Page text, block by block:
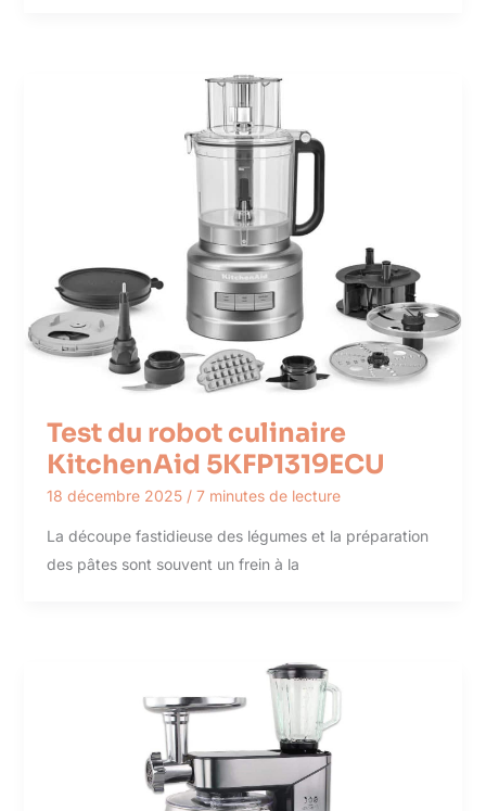
Test du robot culinaire
KitchenAid 5KFP1319ECU
18 décembre 2025 / 7 minutes de lecture
La découpe fastidieuse des légumes et la préparation
des pâtes sont souvent un frein à la